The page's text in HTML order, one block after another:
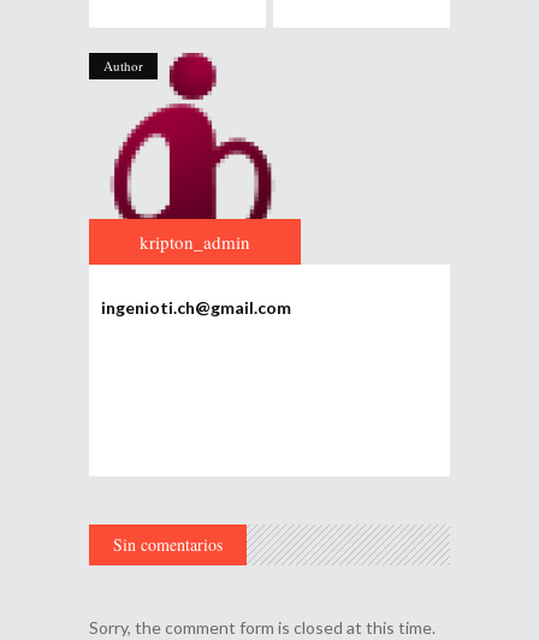
Author
kripton_admin
ingenioti.ch@gmail.com
Sin comentarios
Sorry, the comment form is closed at this time.